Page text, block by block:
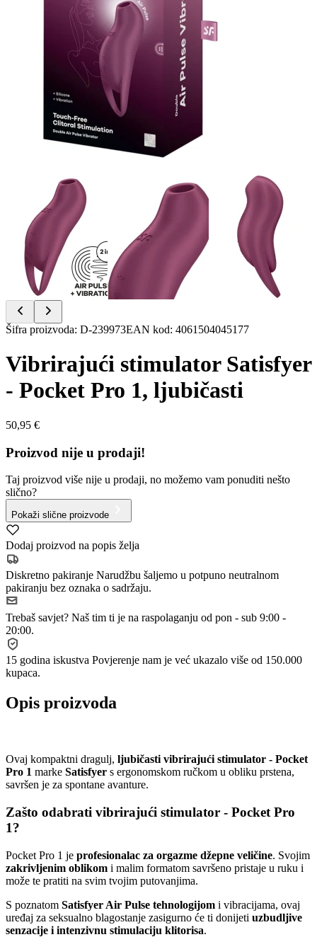
Item
of
5
Šifra proizvoda: D-239973EAN kod: 4061504045177
Vibrirajući stimulator Satisfyer
- Pocket Pro 1, ljubičasti
50,95 €
Proizvod nije u prodaji!
Taj proizvod više nije u prodaji, no možemo vam ponuditi nešto
slično?
Pokaži slične proizvode
Dodaj proizvod na popis želja
Diskretno pakiranje Narudžbu šaljemo u potpuno neutralnom
pakiranju bez oznaka o sadržaju.
Trebaš savjet? Naš tim ti je na raspolaganju od pon - sub 9:00 -
20:00.
15 godina iskustva Povjerenje nam je već ukazalo više od 150.000
kupaca.
Opis proizvoda
Ovaj kompaktni dragulj, ljubičasti vibrirajući stimulator - Pocket
Pro 1 marke Satisfyer s ergonomskom ručkom u obliku prstena,
savršen je za spontane avanture.
Zašto odabrati vibrirajući stimulator - Pocket Pro
1?
Pocket Pro 1 je profesionalac za orgazme džepne veličine. Svojim
zakrivljenim oblikom i malim formatom savršeno pristaje u ruku i
može te pratiti na svim tvojim putovanjima.
S poznatom Satisfyer Air Pulse tehnologijom i vibracijama, ovaj
uređaj za seksualno blagostanje zasigurno će ti donijeti uzbudljive
senzacije i intenzivnu stimulaciju klitorisa.